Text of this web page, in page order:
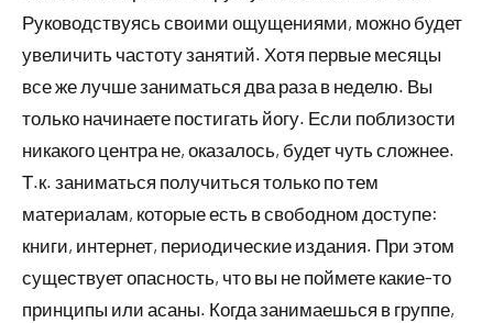
Руководствуясь своими ощущениями, можно будет
увеличить частоту занятий. Хотя первые месяцы
все же лучше заниматься два раза в неделю. Вы
только начинаете постигать йогу. Если поблизости
никакого центра не, оказалось, будет чуть сложнее.
Т.к. заниматься получиться только по тем
материалам, которые есть в свободном доступе:
книги, интернет, периодические издания. При этом
существует опасность, что вы не поймете какие-то
принципы или асаны. Когда занимаешься в группе,